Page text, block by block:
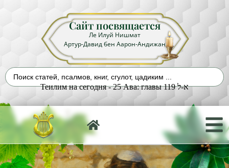
Сайт посвящается
Ле Илуй Нишмат
Артур-Давид бен Аарон-Андижан
Теилим на сегодня - 25 Ава: главы 119 א-ל